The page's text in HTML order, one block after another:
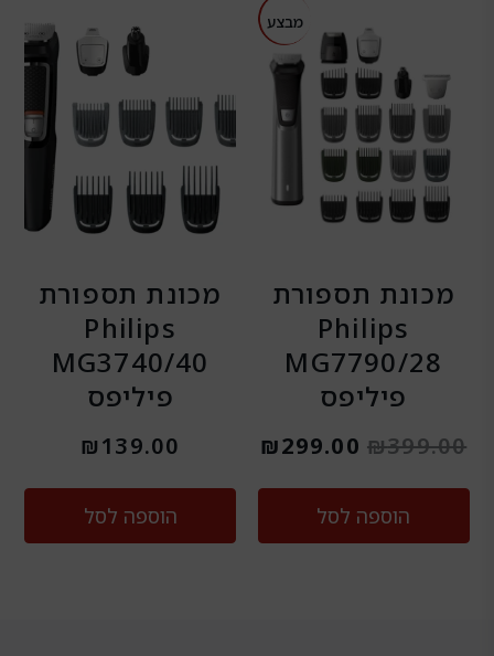
מבצע
מבצע
מכונת תספורת
Philips
MG7790/28
פיליפס
₪399.00
המקורי
היה:
₪399.00.
₪299.00
המחיר
הוא:
₪299.00.
הוספה לסל
מכונת תספורת
Philips
MG3740/40
פיליפס
₪139.00
הוספה לסל